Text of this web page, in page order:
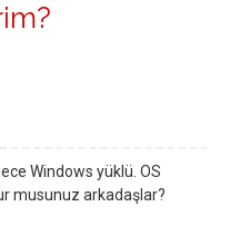
Windows yüklü. OS
musunuz arkadaşlar?